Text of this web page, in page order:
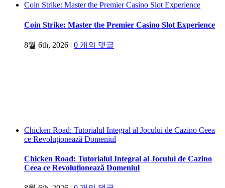
Coin Strike: Master the Premier Casino Slot Experience
Coin Strike: Master the Premier Casino Slot Experience
8월 6th, 2026 | 0 개의 댓글
Chicken Road: Tutorialul Integral al Jocului de Cazino Ceea
ce Revoluționează Domeniul
Chicken Road: Tutorialul Integral al Jocului de Cazino
Ceea ce Revoluționează Domeniul